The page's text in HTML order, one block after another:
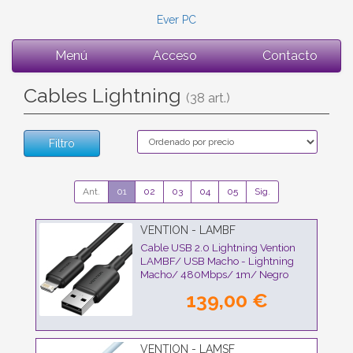
Ever PC
Menú Acceso Contacto
Cables Lightning (38 art.)
Filtro
Ant. 01 02 03 04 05 Sig.
VENTION - LAMBF
Cable USB 2.0 Lightning Vention
LAMBF/ USB Macho - Lightning
Macho/ 480Mbps/ 1m/ Negro
139,00 €
VENTION - LAMSF